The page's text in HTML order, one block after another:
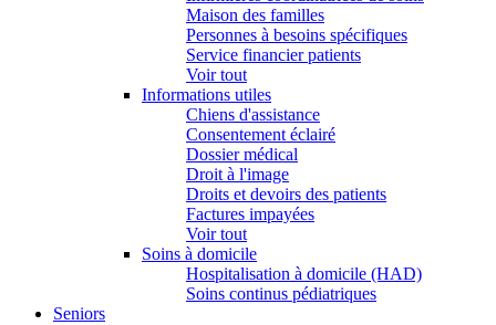
Maison des familles
Personnes à besoins spécifiques
Service financier patients
Voir tout
Informations utiles
Chiens d'assistance
Consentement éclairé
Dossier médical
Droit à l'image
Droits et devoirs des patients
Factures impayées
Voir tout
Soins à domicile
Hospitalisation à domicile (HAD)
Soins continus pédiatriques
Seniors